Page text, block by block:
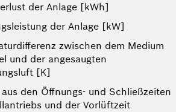
der Anlage [kWh]
der Anlage [kW]
zwischen dem Medium
und der angesaugten
[K]
aus den Öffnungs- und Schließzeiten
und der Vorlüftzeit